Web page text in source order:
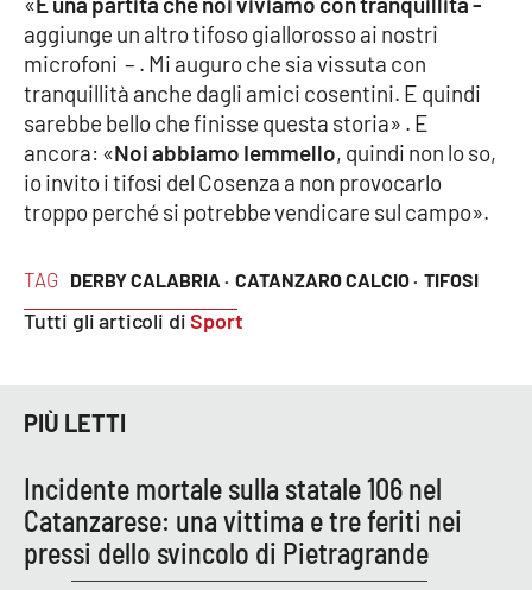
Catanzaro
Crotone
Vibo Valentia
Reggio Calabria
Cosenza
Lamezia Terme
PROGETTI
SPECIALI
Buona Sanità Calabria
LACALABRIAVISIONE
TAG DERBY CALABRIA · CATANZARO CALCIO · TIFOSI
Tutti gli articoli diSport
aggiunge un altro tifoso giallorosso ai nostri
microfoni – . Mi auguro che sia vissuta con
tranquillità anche dagli amici cosentini. E quindi
sarebbe bello che finisse questa storia» . E
ancora: «Noi abbiamo Iemmello, quindi non lo so,
io invito i tifosi del Cosenza a non provocarlo
troppo perché si potrebbe vendicare sul campo».
PIÙ LETTI
Incidente mortale sulla statale 106 nel
Catanzarese: una vittima e tre feriti nei
pressi dello svincolo di Pietragrande